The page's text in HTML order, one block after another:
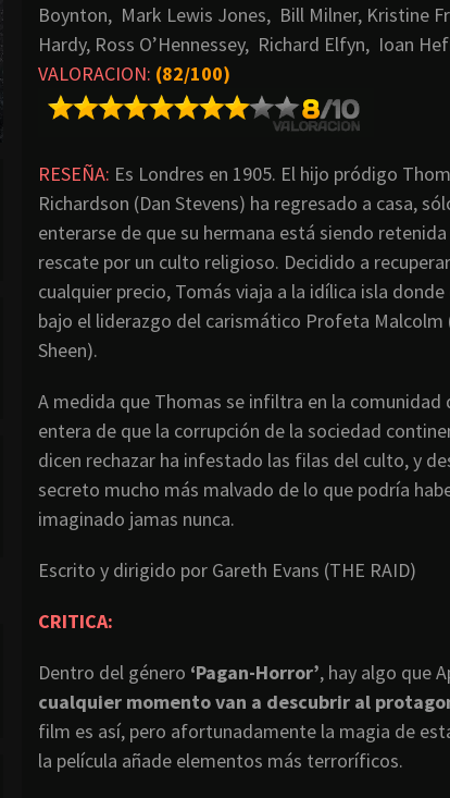
Boynton, Mark Lewis Jones, Bill Milner, Kristine
Hardy, Ross O’Hennessey, Richard Elfyn, Ioan
VALORACION: (82/100)
RESEÑA: Es Londres en 1905. El hijo pródigo
Richardson (Dan Stevens) ha regresado a casa,
enterarse de que su hermana está siendo
rescate por un culto religioso. Decidido a
cualquier precio, Tomás viaja a la idílica isla
bajo el liderazgo del carismático Profeta Malcolm
Sheen).
A medida que Thomas se infiltra en la comunidad
entera de que la corrupción de la sociedad
dicen rechazar ha infestado las filas del culto, y
secreto mucho más malvado de lo que podría
imaginado jamas nunca.
Escrito y dirigido por Gareth Evans (THE RAID)
CRITICA:
Dentro del género ‘Pagan-Horror’, hay algo que
cualquier momento van a descubrir al
film es así, pero afortunadamente la magia de
la película añade elementos más terroríficos.